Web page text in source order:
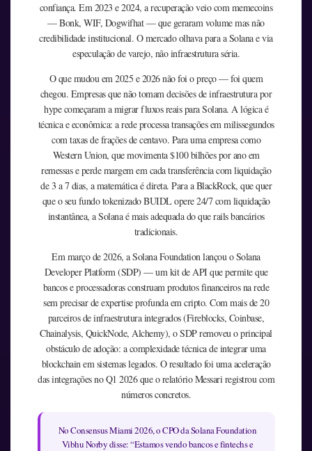
confiança. Em 2023 e 2024, a recuperação veio com memecoins
— Bonk, WIF, Dogwifhat — que geraram volume mas não
credibilidade institucional. O mercado olhava para a Solana e via
especulação de varejo, não infraestrutura séria.
O que mudou em 2025 e 2026 não foi o preço — foi quem
chegou. Empresas que não tomam decisões de infraestrutura por
hype começaram a migrar fluxos reais para Solana. A lógica é
técnica e econômica: a rede processa transações em milissegundos
com taxas de frações de centavo. Para uma empresa como
Western Union, que movimenta $100 bilhões por ano em
remessas e perde margem em cada transferência com liquidação
de 3 a 7 dias, a matemática é direta. Para a BlackRock, que quer
que o seu fundo tokenizado BUIDL opere 24/7 com liquidação
instantânea, a Solana é mais adequada do que rails bancários
tradicionais.
Em março de 2026, a Solana Foundation lançou o Solana
Developer Platform (SDP) — um kit de API que permite que
bancos e processadoras construam produtos financeiros na rede
sem precisar de expertise profunda em cripto. Com mais de 20
parceiros de infraestrutura integrados (Fireblocks, Coinbase,
Chainalysis, QuickNode, Alchemy), o SDP removeu o principal
obstáculo de adoção: a complexidade técnica de integrar uma
blockchain em sistemas legados. O resultado foi uma aceleração
das integrações no Q1 2026 que o relatório Messari registrou com
números concretos.
No Consensus Miami 2026, o CPO da Solana Foundation
Vibhu Norby disse: “Estamos vendo bancos e fintechs e